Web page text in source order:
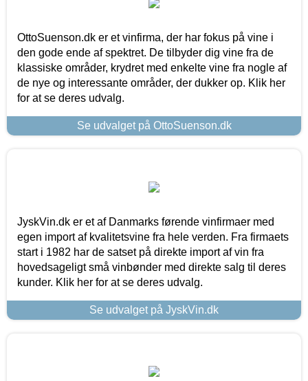
OttoSuenson.dk er et vinfirma, der har fokus på vine i
den gode ende af spektret. De tilbyder dig vine fra de
klassiske områder, krydret med enkelte vine fra nogle af
de nye og interessante områder, der dukker op. Klik her
for at se deres udvalg.
Se udvalget på OttoSuenson.dk
JyskVin.dk er et af Danmarks førende vinfirmaer med
egen import af kvalitetsvine fra hele verden. Fra firmaets
start i 1982 har de satset på direkte import af vin fra
hovedsageligt små vinbønder med direkte salg til deres
kunder. Klik her for at se deres udvalg.
Se udvalget på JyskVin.dk